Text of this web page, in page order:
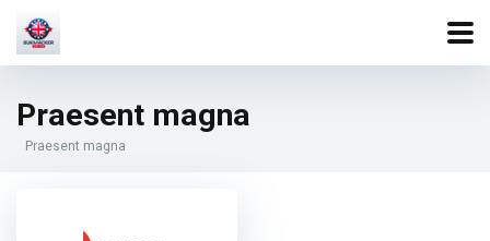
Praesent magna
Praesent magna